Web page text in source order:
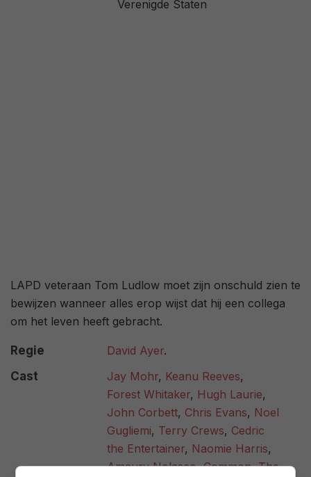
Verenigde Staten
LAPD veteraan Tom Ludlow moet zijn onschuld zien te
bewijzen wanneer alles erop wijst dat hij een collega
om het leven heeft gebracht.
Regie David Ayer.
Cast
Jay Mohr, Keanu Reeves,
Forest Whitaker, Hugh Laurie,
John Corbett, Chris Evans, Noel
Gugliemi, Terry Crews, Cedric
the Entertainer, Naomie Harris,
Amaury Nolasco,Common,The